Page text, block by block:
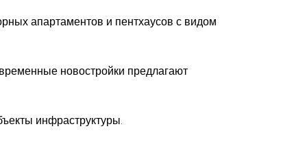
апартаментов и пентхаусов с видом
новостройки предлагают
инфраструктуры.